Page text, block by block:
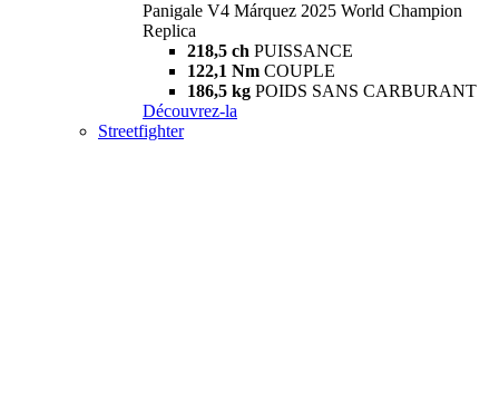
Panigale V4 Márquez 2025 World Champion
Replica
218,5 ch PUISSANCE
122,1 Nm COUPLE
186,5 kg POIDS SANS CARBURANT
Découvrez-la
Streetfighter